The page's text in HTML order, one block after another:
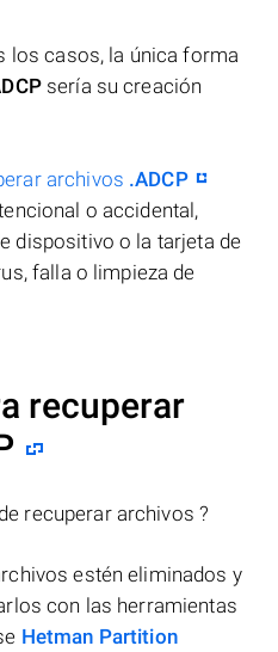
los casos, la única forma
sería su creación
archivos .ADCP
o accidental,
dispositivo o la tarjeta de
falla o limpieza de
recuperar
recuperar archivos ?
estén eliminados y
con las herramientas
Hetman Partition